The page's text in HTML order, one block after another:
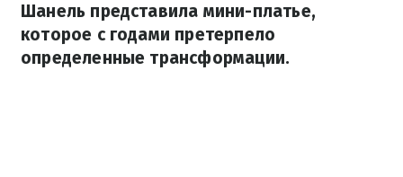
Шанель представила мини-платье,
которое с годами претерпело
определенные трансформации.